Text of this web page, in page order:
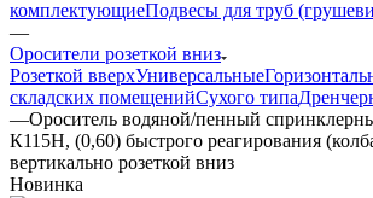
комплектующиеПодвесы для труб
—
Оросители розеткой вниз
Розеткой вверхУниверсальные
складских помещенийСухого типа
—Ороситель водяной/пенный
К115Н, (0,60) быстрого реагирования
вертикально розеткой вниз
Новинка